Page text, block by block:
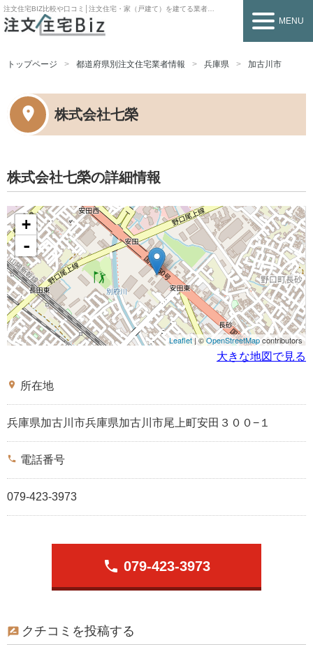
注文住宅BIZ比較や口コミ│注文住宅・家（戸建て）を建てる業者を探すなら
MENU
トップページ 都道府県別注文住宅業者情報 兵庫県 加古川市
株式会社七榮
株式会社七榮の詳細情報
+
-
Leaflet| ©OpenStreetMapcontributors
大きな地図で見る
place 所在地
兵庫県加古川市兵庫県加古川市尾上町安田３００−１
phone 電話番号
079-423-3973
phone 079-423-3973
クチコミを投稿する